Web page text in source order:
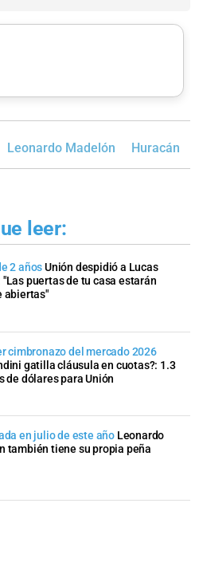
Leonardo Madelón Huracán
leer:
2 añosUnión despidió a Lucas
"Las puertas de tu casa estarán
abiertas"
cimbronazo del mercado 2026
gatilla cláusula en cuotas?: 1.3
de dólares para Unión
en julio de este año Leonardo
también tiene su propia peña